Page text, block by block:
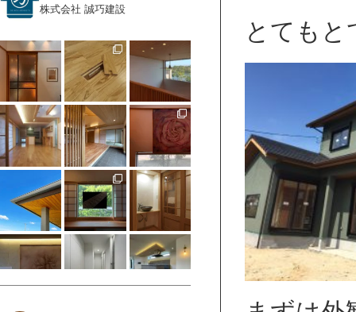
とてもと
株式会社 誠巧建設